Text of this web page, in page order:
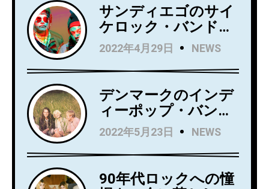
サンディエゴのサイ
ケロック・バンド
Wild Wild Wets、ニ
ュー・アルバム
『Love Always』を5
月27日にリリース！
アルバムからニュー
シングル
「Holding」のビデオ
を公開！
2022年4月29日 NEWS
デンマークのインデ
ィーポップ・バンド
Kindsightが5月25日
にデビュー・アルバ
ム『Swedish Punk』
をリリース！
2022年5月23日 NEWS
90年代ロックへの憧